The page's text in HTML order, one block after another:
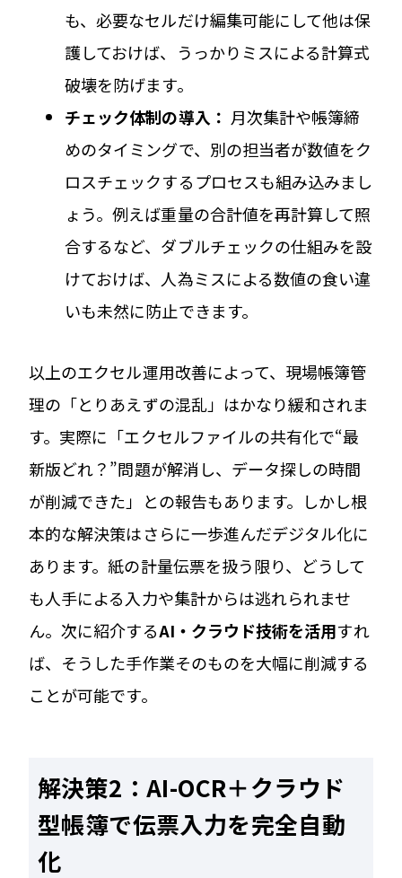
も、必要なセルだけ編集可能にして他は保
護しておけば、うっかりミスによる計算式
破壊を防げます。
チェック体制の導入： 月次集計や帳簿締
めのタイミングで、別の担当者が数値をク
ロスチェックするプロセスも組み込みまし
ょう。例えば重量の合計値を再計算して照
合するなど、ダブルチェックの仕組みを設
けておけば、人為ミスによる数値の食い違
いも未然に防止できます。
以上のエクセル運用改善によって、現場帳簿管
理の「とりあえずの混乱」はかなり緩和されま
す。実際に「エクセルファイルの共有化で“最
新版どれ？”問題が解消し、データ探しの時間
が削減できた」との報告もあります。しかし根
本的な解決策はさらに一歩進んだデジタル化に
あります。紙の計量伝票を扱う限り、どうして
も人手による入力や集計からは逃れられませ
ん。次に紹介するAI・クラウド技術を活用すれ
ば、そうした手作業そのものを大幅に削減する
ことが可能です。
解決策2： AI-OCR＋クラウド
型帳簿で伝票入力を完全自動
化